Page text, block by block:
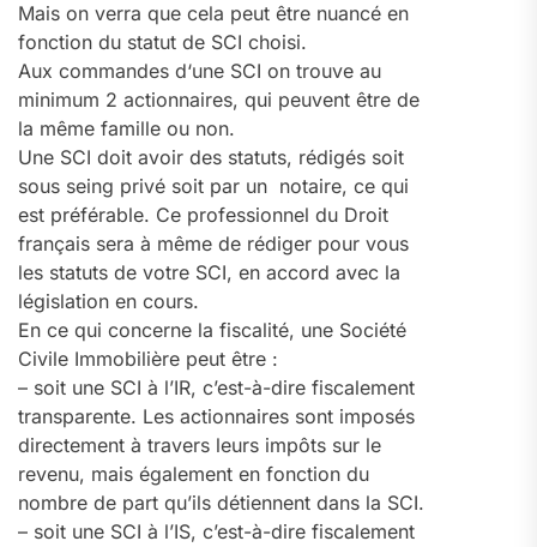
Mais on verra que cela peut être nuancé en
fonction du statut de SCI choisi.
Aux commandes d‘une SCI on trouve au
minimum 2 actionnaires, qui peuvent être de
la même famille ou non.
Une SCI doit avoir des statuts, rédigés soit
sous seing privé soit par un notaire, ce qui
est préférable. Ce professionnel du Droit
français sera à même de rédiger pour vous
les statuts de votre SCI, en accord avec la
législation en cours.
En ce qui concerne la fiscalité, une Société
Civile Immobilière peut être :
– soit une SCI à l’IR, c’est-à-dire fiscalement
transparente. Les actionnaires sont imposés
directement à travers leurs impôts sur le
revenu, mais également en fonction du
nombre de part qu’ils détiennent dans la SCI.
– soit une SCI à l’IS, c’est-à-dire fiscalement